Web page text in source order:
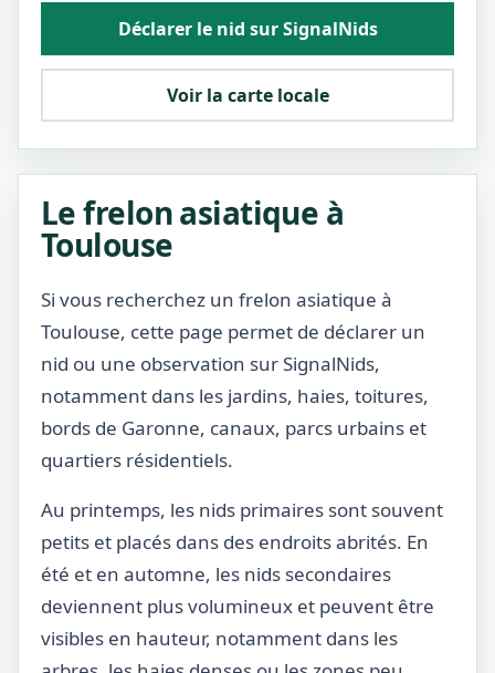
Déclarer le nid sur SignalNids
Voir la carte locale
Le frelon asiatique à
Toulouse
Si vous recherchez un frelon asiatique à
Toulouse, cette page permet de déclarer un
nid ou une observation sur SignalNids,
notamment dans les jardins, haies, toitures,
bords de Garonne, canaux, parcs urbains et
quartiers résidentiels.
Au printemps, les nids primaires sont souvent
petits et placés dans des endroits abrités. En
été et en automne, les nids secondaires
deviennent plus volumineux et peuvent être
visibles en hauteur, notamment dans les